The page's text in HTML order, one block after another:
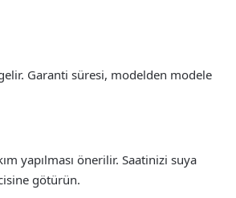
Garanti süresi, modelden modele
yapılması önerilir. Saatinizi suya
götürün.